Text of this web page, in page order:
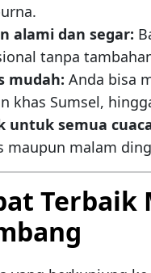
alami dan segar:
tanpa
mudah: Anda bisa
khas Sumsel,
untuk semua
maupun malam